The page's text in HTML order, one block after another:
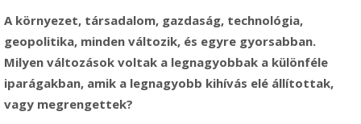
A környezet, társadalom, gazdaság, technológia,
geopolitika, minden változik, és egyre gyorsabban.
Milyen változások voltak a legnagyobbak a különféle
iparágakban, amik a legnagyobb kihívás elé állítottak,
vagy megrengettek?